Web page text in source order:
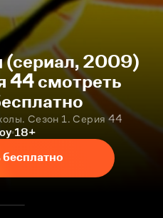
(сериал, 2009)
44 смотреть
Сезон 1. Серия 44
18+